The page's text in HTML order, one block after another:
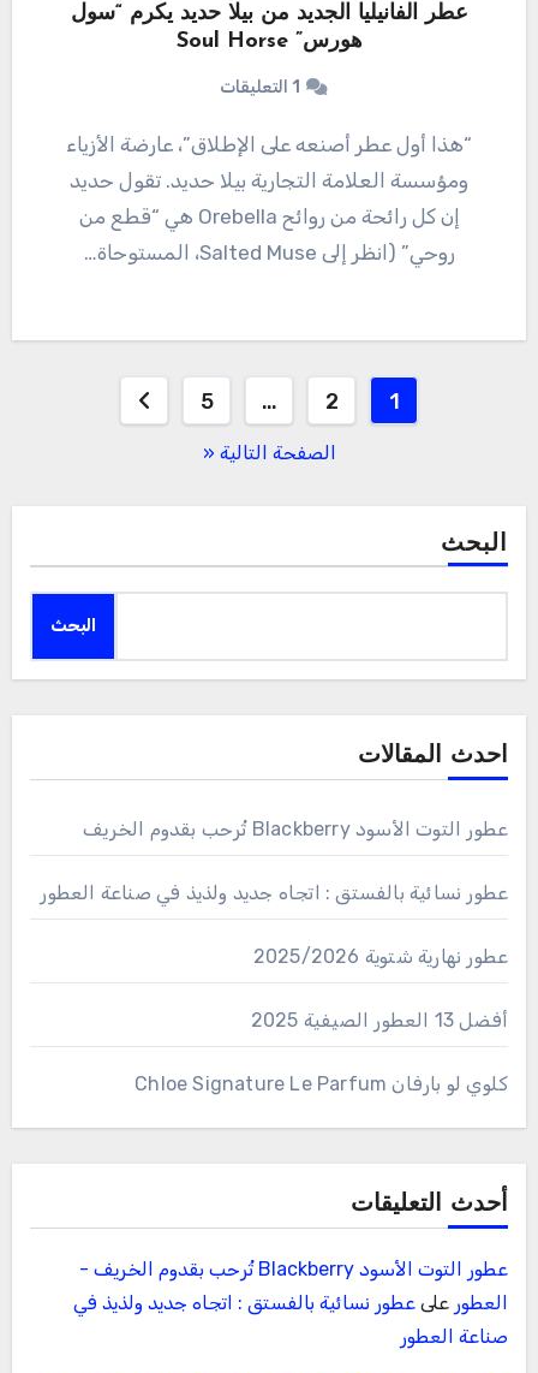
عطر الفانيليا الجديد من بيلا حديد يكرم “سول
هورس” Soul Horse
1 التعليقات
“هذا أول عطر أصنعه على الإطلاق”، عارضة الأزياء
ومؤسسة العلامة التجارية بيلا حديد. تقول حديد
إن كل رائحة من روائح Orebella هي “قطع من
روحي” (انظر إلى Salted Muse، المستوحاة…
1
2
…
5
الصفحة التالية «
البحث
البحث
احدث المقالات
عطور التوت الأسود Blackberry تُرحب بقدوم الخريف
عطور نسائية بالفستق : اتجاه جديد ولذيذ في صناعة العطور
عطور نهارية شتوية 2025/2026
أفضل 13 العطور الصيفية 2025
كلوي لو بارفان Chloe Signature Le Parfum
أحدث التعليقات
عطور التوت الأسود Blackberry تُرحب بقدوم الخريف -
العطور على عطور نسائية بالفستق : اتجاه جديد ولذيذ في
صناعة العطور